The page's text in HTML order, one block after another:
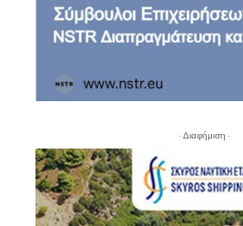
- Διαφήμιση -